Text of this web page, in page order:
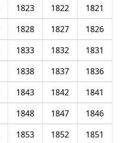
1821
1822
1823
1826
1827
1828
1831
1832
1833
1836
1837
1838
1841
1842
1843
1846
1847
1848
1851
1852
1853